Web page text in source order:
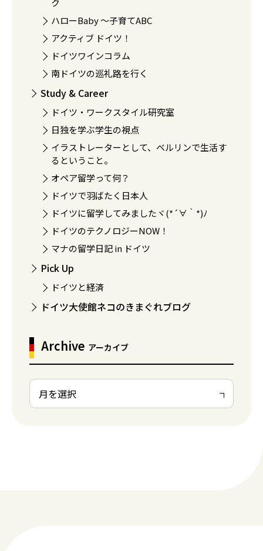
ハローBaby 〜子育てABC
アクティブ ドイツ！
ドイツワインコラム
南ドイツの巡礼路を行く
Study & Career
ドイツ・ワークスタイル研究室
日独を学ぶ学生の視点
イラストレーターとして、ベルリンで生活す
るということ。
オペア留学って何？
ドイツで羽ばたく日本人
ドイツに留学してみましたヾ(*´∀｀*)ﾉ
ドイツのテクノロジーNOW！
マナの留学日記 in ドイツ
Pick Up
ドイツと経済
ドイツ大使館ネコのきまぐれブログ
Archive アーカイブ